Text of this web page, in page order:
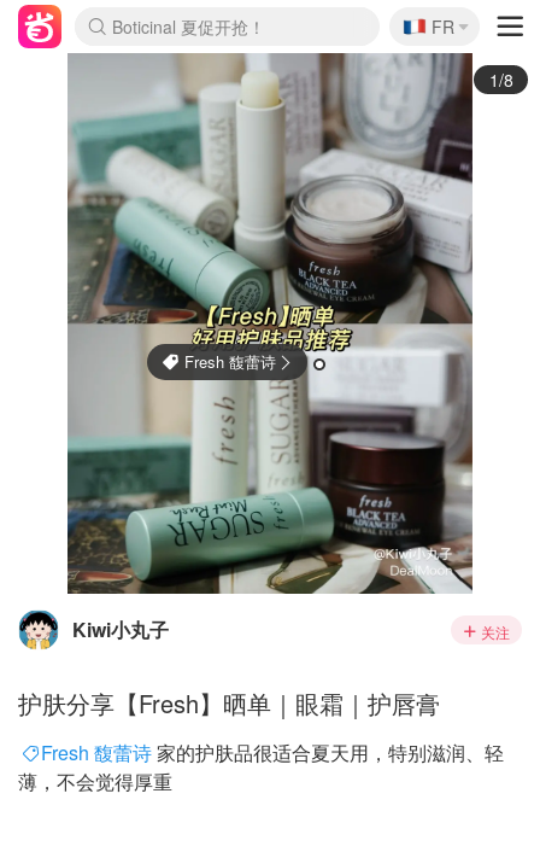
Boticinal 夏促开抢！
4折！lulu周四疯狂上新
还没结束！&OtherStories大促
Joybuy变相75折 随时失效
速领！Stanley独家85折
疑似霸哥！Camper额外叠85折
Zalando 奥莱闪促！每日更新
Moncler反季囤！5折起+叠9折
Coach Brooklyn仅€192
🇫🇷
FR
2/8
Kiwi小丸子 关注
护肤分享【Fresh】晒单｜眼霜｜护唇膏
Fresh 馥蕾诗家的护肤品很适合夏天用，特别滋润、轻
薄，不会觉得厚重